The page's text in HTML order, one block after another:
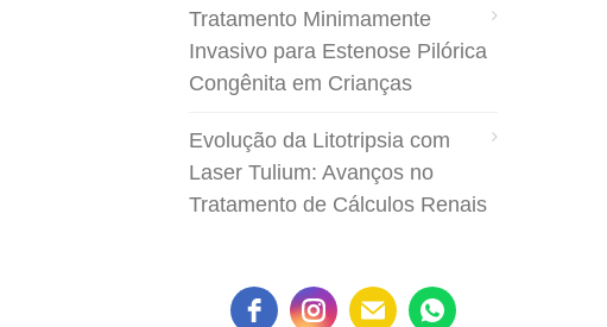
Tratamento Minimamente
Invasivo para Estenose Pilórica
Congênita em Crianças
Evolução da Litotripsia com
Laser Tulium: Avanços no
Tratamento de Cálculos Renais